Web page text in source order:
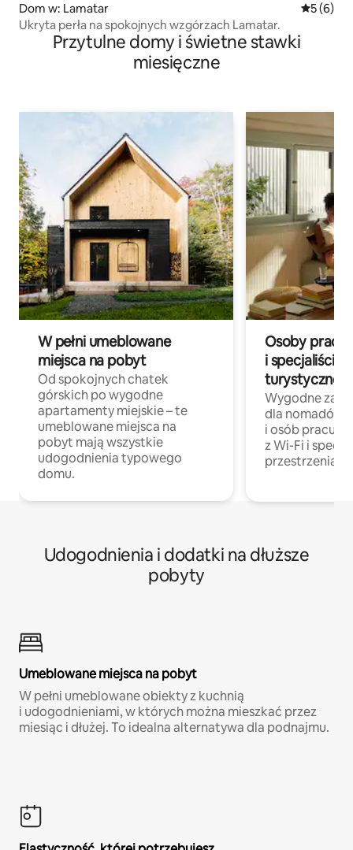
Dom w: Lamatar Średnia
5 (6)
Ukryta perła na spokojnych wzgórzach Lamatar.
Przytulne domy i świetne stawki
miesięczne
W pełni umeblowane
miejsca na pobyt
Od spokojnych chatek
górskich po wygodne
apartamenty miejskie – te
umeblowane miejsca na
pobyt mają wszystkie
udogodnienia typowego
domu.
Osoby
i specjaliści z
turystycznej
Wygodne
dla nomadów
i osób
z Wi-Fi i
przestrzenią
Udogodnienia i dodatki na dłuższe
pobyty
Umeblowane miejsca na pobyt
W pełni umeblowane obiekty z kuchnią
i udogodnieniami, w których można mieszkać przez
miesiąc i dłużej. To idealna alternatywa dla podnajmu.